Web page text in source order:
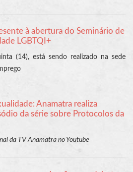
à abertura do Seminário de
LGBTQI+
(14), está sendo realizado na sede
Anamatra realiza
da série sobre Protocolos da
da TV Anamatra no Youtube